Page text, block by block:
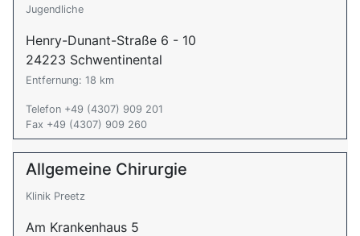
Jugendliche
Henry-Dunant-Straße 6 - 10
24223 Schwentinental
Entfernung: 18 km
Telefon +49 (4307) 909 201
Fax +49 (4307) 909 260
Allgemeine Chirurgie
Klinik Preetz
Am Krankenhaus 5